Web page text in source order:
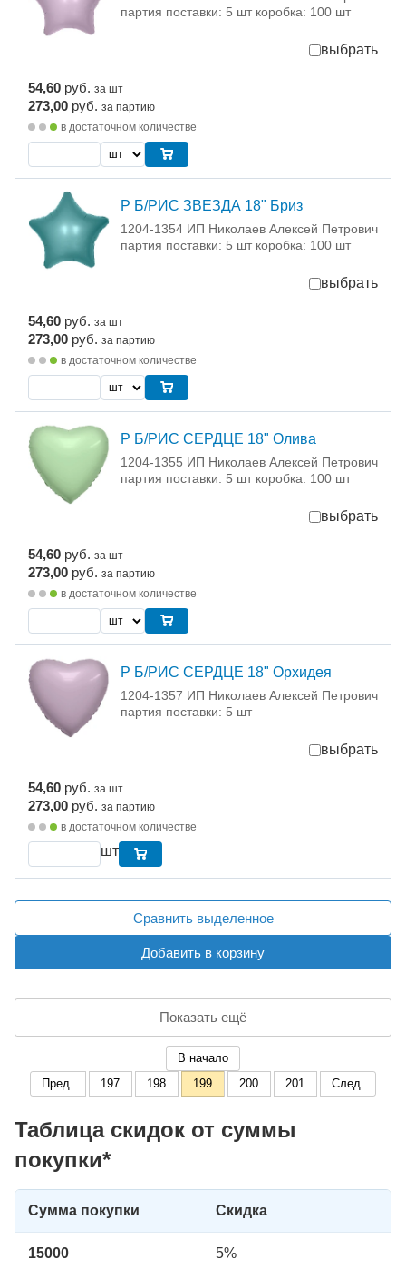
партия поставки: 5 шт коробка: 100 шт
выбрать
54,60 руб. за шт
273,00 руб. за партию
в достаточном количестве
Р Б/РИС ЗВЕЗДА 18" Бриз
1204-1354 ИП Николаев Алексей Петрович
партия поставки: 5 шт коробка: 100 шт
выбрать
54,60 руб. за шт
273,00 руб. за партию
в достаточном количестве
Р Б/РИС СЕРДЦЕ 18" Олива
1204-1355 ИП Николаев Алексей Петрович
партия поставки: 5 шт коробка: 100 шт
выбрать
54,60 руб. за шт
273,00 руб. за партию
в достаточном количестве
Р Б/РИС СЕРДЦЕ 18" Орхидея
1204-1357 ИП Николаев Алексей Петрович
партия поставки: 5 шт
выбрать
54,60 руб. за шт
273,00 руб. за партию
в достаточном количестве
шт
Сравнить выделенное
Добавить в корзину
Показать ещё
В начало
Пред.
197 198 199 200 201 След.
Таблица скидок от суммы
покупки*
Сумма покупки Скидка
15000 5%